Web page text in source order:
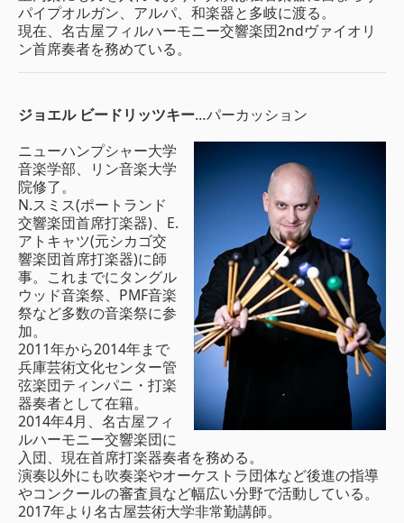
パイプオルガン、アルパ、和楽器と多岐に渡る。
現在、名古屋フィルハーモニー交響楽団2ndヴァイオリ
ン首席奏者を務めている。
ジョエル ビードリッツキー…パーカッション
ニューハンプシャー大学
音楽学部、リン音楽大学
院修了。
N.スミス(ポートランド
交響楽団首席打楽器)、E.
アトキャツ(元シカゴ交
響楽団首席打楽器)に師
事。これまでにタングル
ウッド音楽祭、PMF音楽
祭など多数の音楽祭に参
加。
2011年から2014年まで
兵庫芸術文化センター管
弦楽団ティンパニ・打楽
器奏者として在籍。
2014年4月、名古屋フィ
ルハーモニー交響楽団に
入団、現在首席打楽器奏者を務める。
演奏以外にも吹奏楽やオーケストラ団体など後進の指導
やコンクールの審査員など幅広い分野で活動している。
2017年より名古屋芸術大学非常勤講師。